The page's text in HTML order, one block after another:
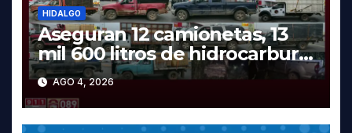
HIDALGO
Aseguran 12 camionetas, 13
mil 600 litros de hidrocarburo
y dos vehículos robados en
Tula
AGO 4, 2026